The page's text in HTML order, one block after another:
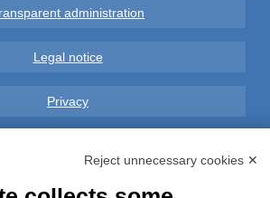
administration
Legal notice
Privacy
Complaints
Reject unnecessary cookies ✕